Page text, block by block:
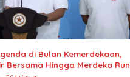
di Bulan Kemerdekaan,
Bersama Hingga Merdeka Run